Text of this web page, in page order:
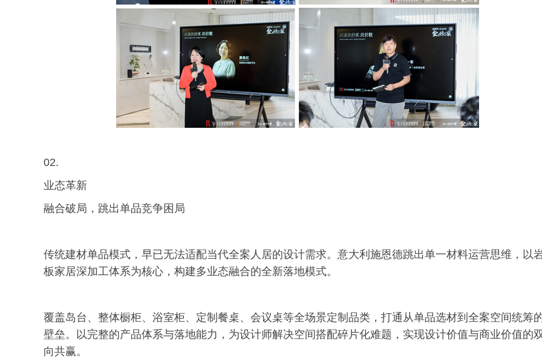
02.
业态革新
融合破局，跳出单品竞争困局
传统建材单品模式，早已无法适配当代全案人居的设计需求。意大利施恩德跳出单一材料运营思维，以
板家居深加工体系为核心，构建多业态融合的全新落地模式。
覆盖岛台、整体橱柜、浴室柜、定制餐桌、会议桌等全场景定制品类，打通从单品选材到全案空间统筹
壁垒。以完整的产品体系与落地能力，为设计师解决空间搭配碎片化难题，实现设计价值与商业价值的
向共赢。